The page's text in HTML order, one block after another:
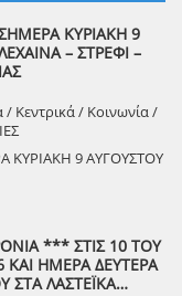
ΚΥΡΙΑΚΗ 9
– ΣΤΡΕΦΙ –
/ Κεντρικά / Κοινωνία /
ΚΥΡΙΑΚΗ 9 ΑΥΓΟΥΣΤΟΥ
*** ΣΤΙΣ 10 ΤΟΥ
ΗΜΕΡΑ ΔΕΥΤΕΡΑ
ΛΑΣΤΕΪΚΑ…